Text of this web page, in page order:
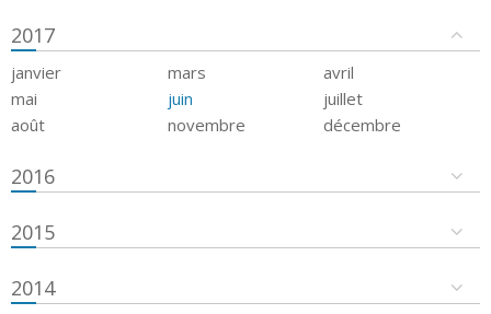
2017
janvier mars
avril
mai
juin
juillet
août
novembre décembre
2016
2015
2014